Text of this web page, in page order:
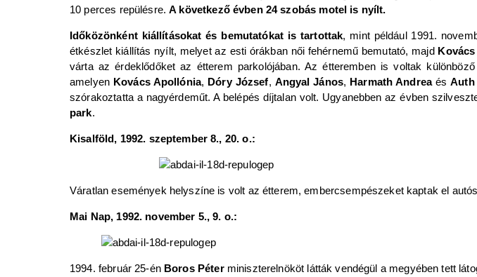
10 perces repülésre.A következő évben 24 szobás motel is nyílt.
Időközönként kiállításokat és bemutatókat is tartottak, mint például 1991.
étkészlet kiállítás nyílt, melyet az esti órákban női fehérnemű bemutató, majd
várta az érdeklődőket az étterem parkolójában. Az étteremben is voltak
amelyen Kovács Apollónia, Dóry József, Angyal János, Harmath Andrea ésAuth
szórakoztatta a nagyérdeműt. A belépés díjtalan volt. Ugyanebben az évben
park.
Kisalföld, 1992. szeptember 8., 20. o.:
Váratlan események helyszíne is volt az étterem, embercsempészeket kaptak el
Mai Nap, 1992. november 5., 9. o.:
1994. február 25-énBoros Péter miniszterelnököt látták vendégül a megyében tett